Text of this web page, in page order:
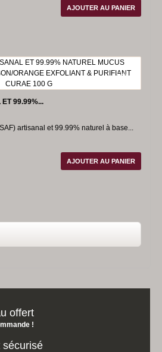
AJOUTER AU PANIER
99.99%...
artisanal et 99.99% naturel à base...
-50%
AJOUTER AU PANIER
offert
!
sécurisé